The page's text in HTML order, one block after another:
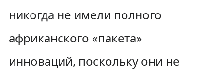
никогда не имели полного
африканского «пакета»
инноваций, поскольку они не